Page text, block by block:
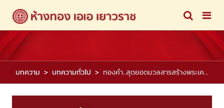
บทความ บทความทั่วไป ทองคำ..สุดยอดมวลสารสร้างพระเครื่อง